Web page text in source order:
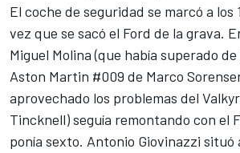
El coche de seguridad se marcó a los
vez que se sacó el Ford de la grava.
Miguel Molina(que había superado
Aston Martin #009 de Marco
aprovechado los problemas del
Tincknell) seguía remontando con el
ponía sexto. Antonio Giovinazzi situó